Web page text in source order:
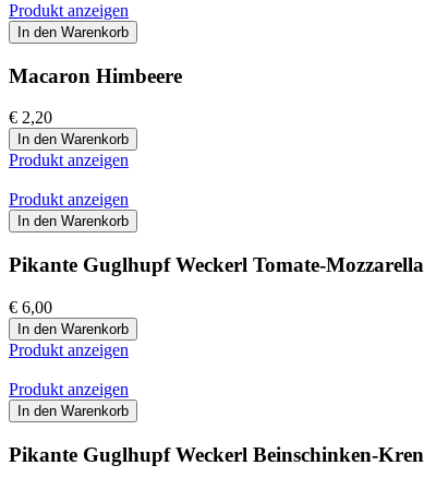
Produkt anzeigen
In den Warenkorb
Macaron Himbeere
€ 2,20
In den Warenkorb
Produkt anzeigen
Produkt anzeigen
In den Warenkorb
Pikante Guglhupf Weckerl Tomate-Mozzarella
€ 6,00
In den Warenkorb
Produkt anzeigen
Produkt anzeigen
In den Warenkorb
Pikante Guglhupf Weckerl Beinschinken-Kren